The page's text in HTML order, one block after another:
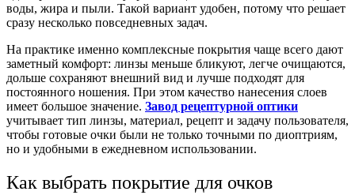
воды, жира и пыли. Такой вариант удобен, потому что решает
сразу несколько повседневных задач.
На практике именно комплексные покрытия чаще всего дают
заметный комфорт: линзы меньше бликуют, легче очищаются,
дольше сохраняют внешний вид и лучше подходят для
постоянного ношения. При этом качество нанесения слоев
имеет большое значение. Завод рецептурной оптики
учитывает тип линзы, материал, рецепт и задачу пользователя,
чтобы готовые очки были не только точными по диоптриям,
но и удобными в ежедневном использовании.
Как выбрать покрытие для очков